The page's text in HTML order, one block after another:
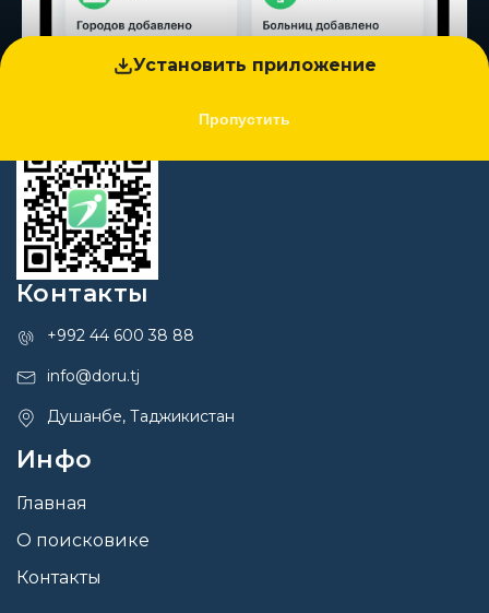
Установить приложение
Пропустить
Контакты
+992 44 600 38 88
info@doru.tj
Душанбе, Таджикистан
Инфо
Главная
О поисковике
Контакты